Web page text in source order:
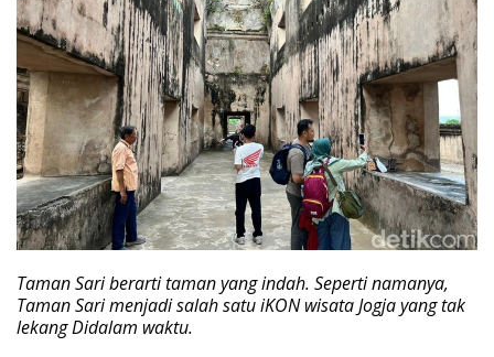
Taman Sari berarti taman yang indah. Seperti namanya,
Taman Sari menjadi salah satu iKON wisata Jogja yang tak
lekang Didalam waktu.